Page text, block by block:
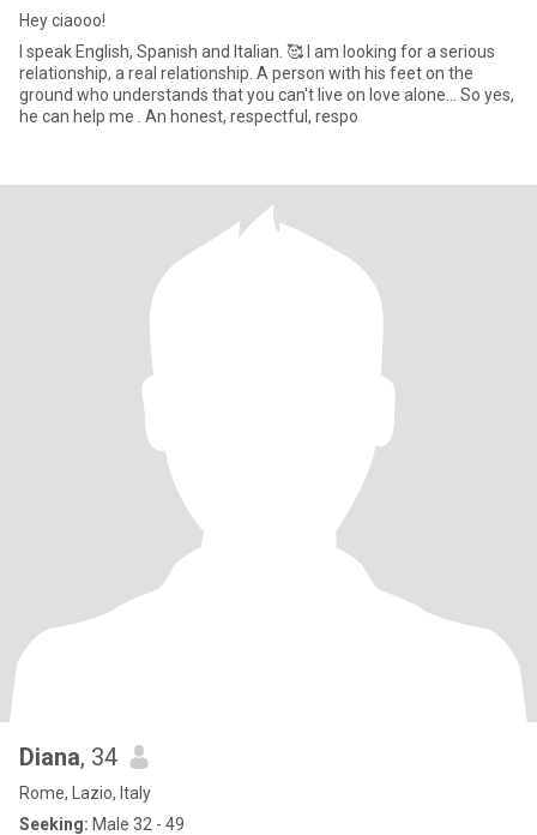
Hey ciaooo!
I speak English, Spanish and Italian. 🥰 I am looking for a serious
relationship, a real relationship. A person with his feet on the
ground who understands that you can't live on love alone... So yes,
he can help me . An honest, respectful, respo
Diana, 34
Rome, Lazio, Italy
Seeking: Male 32 - 49